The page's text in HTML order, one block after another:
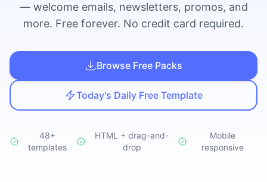
ช่วยเหลือ
Studio NEW
เข้าสู่ระบบ
— welcome emails, newsletters, promos, and
more. Free forever. No credit card required.
Browse Free Packs
Today's Daily Free Template
48+
templates
HTML + drag-and-
drop
Mobile
responsive